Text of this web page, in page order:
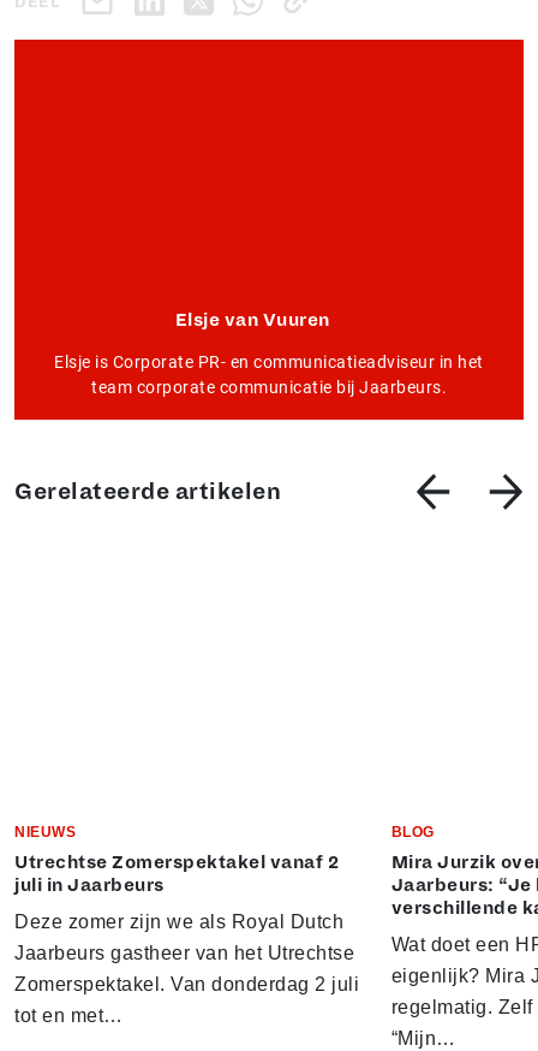
Elsje van Vuuren
Elsje is Corporate PR- en communicatieadviseur in het
team corporate communicatie bij Jaarbeurs.
Gerelateerde artikelen
NIEUWS
Utrechtse Zomerspektakel vanaf 2
juli in Jaarbeurs
Deze zomer zijn we als Royal Dutch
Jaarbeurs gastheer van het Utrechtse
Zomerspektakel. Van donderdag 2 juli
tot en met…
BLOG
Mira Jurzik
Jaarbeurs: “Je
verschillende
Wat doet een
eigenlijk? Mira
regelmatig.
“Mijn…